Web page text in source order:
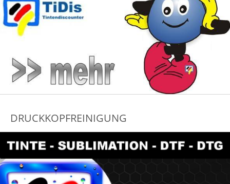
DRUCKKOPFREINIGUNG